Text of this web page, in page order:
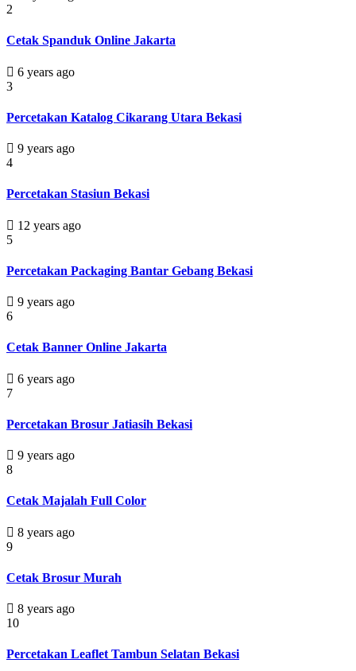
2
Cetak Spanduk Online Jakarta
6 years ago
3
Percetakan Katalog Cikarang Utara Bekasi
9 years ago
4
Percetakan Stasiun Bekasi
12 years ago
5
Percetakan Packaging Bantar Gebang Bekasi
9 years ago
6
Cetak Banner Online Jakarta
6 years ago
7
Percetakan Brosur Jatiasih Bekasi
9 years ago
8
Cetak Majalah Full Color
8 years ago
9
Cetak Brosur Murah
8 years ago
10
Percetakan Leaflet Tambun Selatan Bekasi